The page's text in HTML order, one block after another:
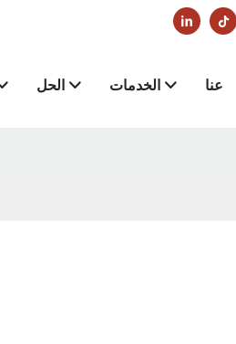
الحل الخدمات عنا